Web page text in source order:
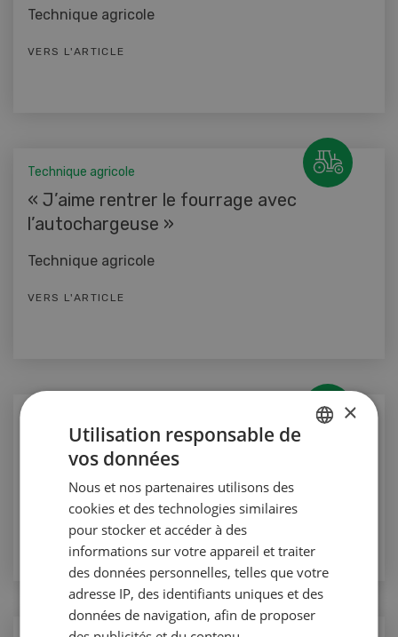
Technique agricole
VERS L'ARTICLE
Technique agricole
« J’aime rentrer le fourrage avec
l’autochargeuse »
Technique agricole
VERS L'ARTICLE
Les robots de traite ont le vent en poupe
Production animale
×
Utilisation responsable de
vos données
Nous et nos partenaires utilisons des
cookies et des technologies similaires
pour stocker et accéder à des
informations sur votre appareil et traiter
des données personnelles, telles que votre
adresse IP, des identifiants uniques et des
données de navigation, afin de proposer